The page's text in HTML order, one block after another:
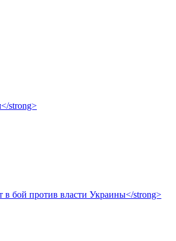
strong>
в бой против власти Украины</strong>